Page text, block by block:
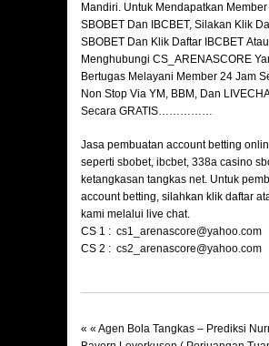
Mandiri. Untuk Mendapatkan Member
SBOBET Dan IBCBET, Silakan Klik
SBOBET Dan Klik Daftar IBCBET
Menghubungi CS_ARENASCORE
Bertugas Melayani Member 24 Jam
Non Stop Via YM, BBM, Dan
Secara GRATIS……………
Jasa pembuatan account betting
seperti sbobet, ibcbet, 338a casino
ketangkasan tangkas net. Untuk
account betting, silahkan klik daftar
kami melalui live chat.
CS 1 : cs1_arenascore@yahoo.com
CS 2 : cs2_arenascore@yahoo.com
« « Agen Bola Tangkas – Prediksi